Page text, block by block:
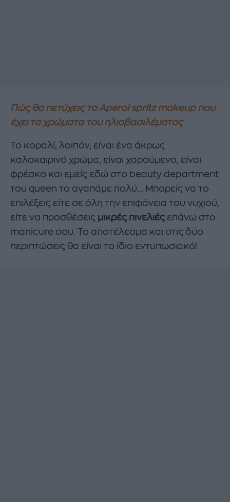
Πώς θα πετύχεις το Aperol spritz makeup που
έχει τα χρώματα του ηλιοβασιλέματος
Το κοραλί, λοιπόν, είναι ένα άκρως
καλοκαιρινό χρώμα, είναι χαρούμενο, είναι
φρέσκο και εμείς εδώ στο beauty department
του queen το αγαπάμε πολύ... Μπορείς να το
επιλέξεις είτε σε όλη την επιφάνεια του νυχιού,
είτε να προσθέσεις μικρές πινελιές επάνω στο
manicure σου. Το αποτέλεσμα και στις δύο
περιπτώσεις θα είναι το ίδιο εντυπωσιακό!